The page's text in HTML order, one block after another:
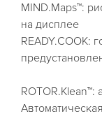
MIND.Maps™:
на дисплее
READY.COOK:
ROTOR.Klean™: